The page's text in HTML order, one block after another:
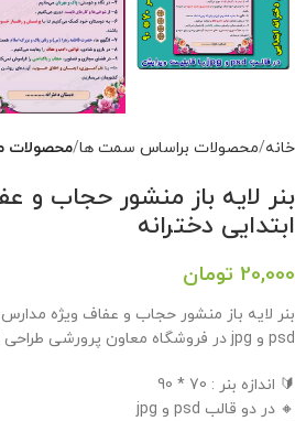
خانه محصولات براساس سمت ها محصولات
بنر لایه باز منشور حجاب و
ابتدایی دخترانه
20,000 تومان
بنر لایه باز منشور حجاب و عفاف ویژه مدارس
psd و jpg در فروشگاه معاون پرورشی طراحی گردید .
🔰 اندازه بنر : 70 * 90
🔸 در دو قالب psd و jpg